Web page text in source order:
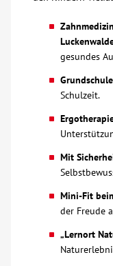
Glossar
Suche
gesundes
Schulzeit.
Mit
Mini-Fit
der Freude
„Lernort